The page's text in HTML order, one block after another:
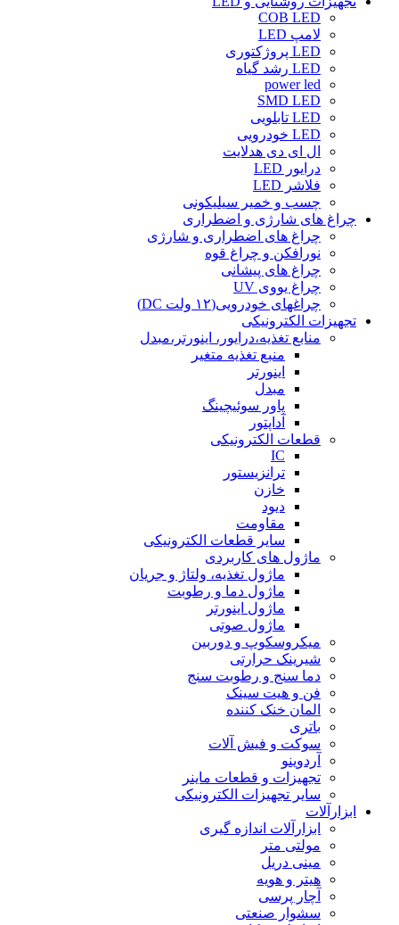
COB LED
لامپ LED
LED پروژکتوری
LED رشد گیاه
power led
SMD LED
LED تابلویی
LED خودرویی
ال ای دی هدلایت
درایور LED
فلاشر LED
چسب و خمیر سیلیکونی
چراغ های شارژی و اضطراری
چراغ های اضطراری و شارژی
نورافکن و چراغ قوه
چراغ های پیشانی
چراغ یووی UV
چراغهای خودرویی(۱۲ ولت DC)
تجهیزات الکترونیکی
منابع تغذیه،درایور، اینورتر،مبدل
منبع تغذیه متغیر
اینورتر
مبدل
پاور سوئیچینگ
آداپتور
قطعات الکترونیکی
IC
ترانزیستور
خازن
دیود
مقاومت
سایر قطعات الکترونیکی
ماژول های کاربردی
ماژول تغذیه، ولتاژ و جریان
ماژول دما و رطوبت
ماژول اینورتر
ماژول صوتی
میکروسکوپ و دوربین
شیرینک حرارتی
دما سنج و رطوبت سنج
فن و هیت سینک
المان خنک کننده
باتری
سوکت و فیش آلات
آردوینو
تجهیزات و قطعات ماینر
سایر تجهیزات الکترونیکی
ابزارآلات
ابزارآلات اندازه گیری
مولتی متر
مینی دریل
هیتر و هویه
آچار پرسی
سشوار صنعتی